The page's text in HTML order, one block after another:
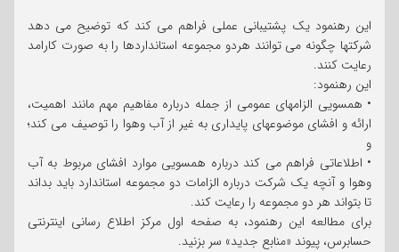
این رهنمود یک پشتیبانی عملی فراهم می کند که توضیح می دهد
شرکتها چگونه می توانند هردو مجموعه استانداردها را به صورت کارامد
رعایت کنند.
این رهنمود:
• همسویی الزامهای عمومی از جمله درباره مفاهیم مهم مانند اهمیت،
ارائه و افشای موضوعهای پایداری به غیر از آب وهوا را توصیف می کند؛
و
• اطلاعاتی فراهم می کند درباره همسویی موارد افشای مربوط به آب
وهوا و آنچه یک شرکت درباره الزامات دو مجموعه استاندارد باید بداند
تا بتواند هر دو مجموعه را رعایت کند.
برای مطالعه این رهنمود، به صفحه اول مرکز اطلاع رسانی اینترنتی
حسابرس، پیوند «منابع جدید» سر بزنید.